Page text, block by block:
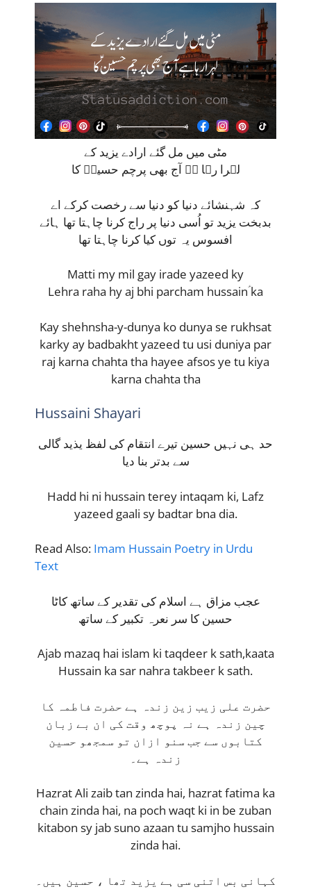
مٹی میں مل گئے ارادے یزید کے
لہرا رہا ہے آج بھی پرچم حسینؑ کا
کہ شہنشائے دنیا کو دنیا سے رخصت کرکے اے
بدبخت یزید تو اُسی دنیا پر راج کرنا چاہتا تھا ہائے
افسوس یہ توں کیا کرنا چاہتا تھا
Matti my mil gay irade yazeed ky
Lehra raha hy aj bhi parcham hussainؑ ka
Kay shehnsha-y-dunya ko dunya se rukhsat
karky ay badbakht yazeed tu usi duniya par
raj karna chahta tha hayee afsos ye tu kiya
karna chahta tha
Hussaini Shayari
حد ہی نہیں حسین تیرے انتقام کی لفظ یذید گالی
سے بدتر بنا دیا
Hadd hi ni hussain terey intaqam ki, Lafz
yazeed gaali sy badtar bna dia.
Read Also: Imam Hussain Poetry in Urdu
Text
عجب مزاق ہے اسلام کی تقدیر کے ساتھ کاٹا
حسین کا سر نعرہ تکبیر کے ساتھ
Ajab mazaq hai islam ki taqdeer k sath,kaata
Hussain ka sar nahra takbeer k sath.
حضرت علی زیب زین زندہ ہے حضرت فاطمہ کا
چین زندہ ہے نہ پوچھ وقت کی ان بے زبان
کتابوں سے جب سنو ازان تو سمجھو حسین
زندہ ہے۔
Hazrat Ali zaib tan zinda hai, hazrat fatima ka
chain zinda hai, na poch waqt ki in be zuban
kitabon sy jab suno azaan tu samjho hussain
zinda hai.
کہانی بس اتنی سی ہے یزيد تھا ، حسین ہیں۔